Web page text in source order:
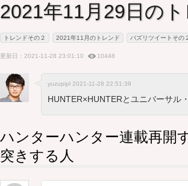
2021年11月29日の
トレンドその２ 2021年11月のトレンド バズリツイートその
更新日：2021-11-28 23:01:10 10448
yuzupipl 2021-11-28 22:51:39
HUNTER×HUNTERとユニバーサル
ハンターハンター連載再開
突きする人